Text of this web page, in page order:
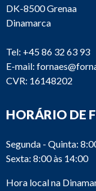
DK-8500 Grenaa
Dinamarca
Tel: +45 86 32 63 93
E-mail:
CVR: 16148202
HORÁRIO DE
Segunda - Quinta:
Sexta: 8:00 às 14:00
Hora local na